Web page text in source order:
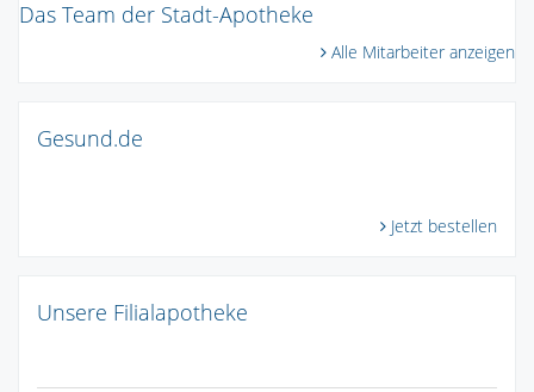
Das Team der Stadt-Apotheke
Alle Mitarbeiter anzeigen
Gesund.de
Jetzt bestellen
Unsere Filialapotheke